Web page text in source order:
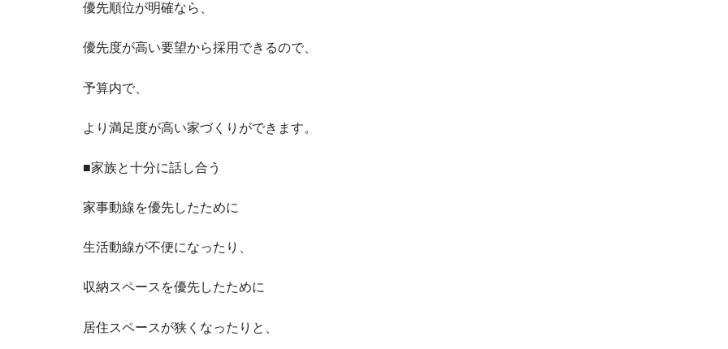
優先順位が明確なら、
優先度が高い要望から採用できるので、
予算内で、
より満足度が高い家づくりができます。
■家族と十分に話し合う
家事動線を優先したために
生活動線が不便になったり、
収納スペースを優先したために
居住スペースが狭くなったりと、